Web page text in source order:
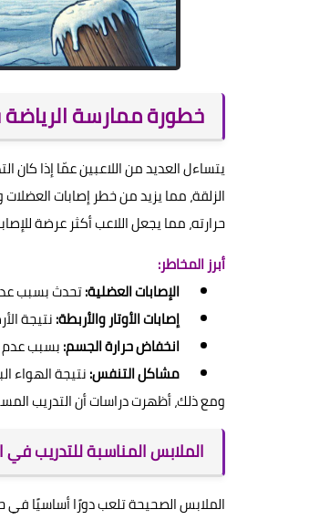
خطورة ممارسة
يتساءل العديد من اللاعبين عمّا إذا
الزلقة، مما يزيد من خطر إصابات
حرارته، مما يجعل اللاعب أكثر عرضة
أبرز المخاطر:
الإصابات العضلية:تحدث بسبب
إصابات الأوتار والأربطة:نتيجة
انخفاض حرارة الجسم:بسبب عدم
مشاكل التنفس:نتيجة الهواء
ومع ذلك، أظهرت دراسات أن التدريب
الملابس المناسبة للتدريب
الملابس الصحيحة تلعب دورًا أساسيًا